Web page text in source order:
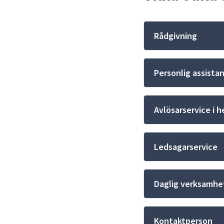
Rådgivning
Personlig
Avlösarservice i
Ledsagarservice
Daglig
Kontaktperson